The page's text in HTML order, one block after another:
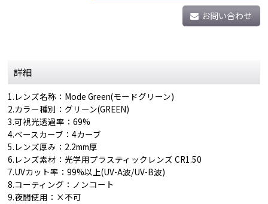
お問い合わせ
詳細
1.レンズ名称：Mode Green(モードグリーン)
2.カラー種別：グリーン(GREEN)
3.可視光透過率：69%
4.ベースカーブ：4カーブ
5.レンズ厚み：2.2mm厚
6.レンズ素材：光学用プラスティックレンズ CR1.50
7.UVカット率：99%以上(UV-A波/UV-B波)
8.コーティング：ノンコート
9.夜間使用：×不可